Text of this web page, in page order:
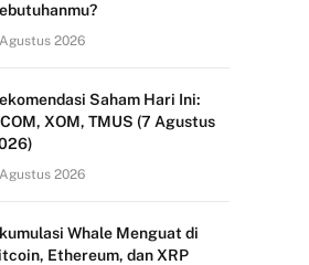
2026
Saham Hari Ini:
XOM, TMUS (7 Agustus
2026
Whale Menguat di
Ethereum, dan XRP